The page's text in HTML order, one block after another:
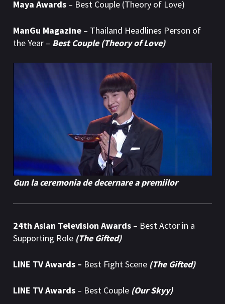
Maya Awards – Best Couple (Theory of Love)
ManGu Magazine – Thailand Headlines Person of
the Year – Best Couple (Theory of Love)
Gun la ceremonia de decernare a premiilor
24th Asian Television Awards – Best Actor in a
Supporting Role (The Gifted)
LINE TV Awards – Best Fight Scene (The Gifted)
LINE TV Awards – Best Couple (Our Skyy)